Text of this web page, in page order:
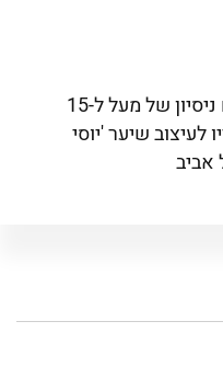
מעצב שיער מקצועי עם ניסיון של מעל ל-15
שיער 'יוסי
אביב